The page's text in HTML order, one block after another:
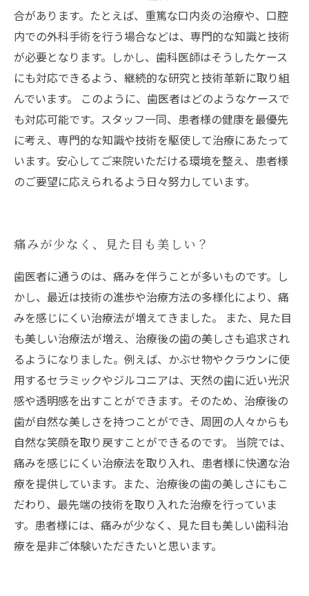
合があります。たとえば、重篤な口内炎の治療や、口腔
内での外科手術を行う場合などは、専門的な知識と技術
が必要となります。しかし、歯科医師はそうしたケース
にも対応できるよう、継続的な研究と技術革新に取り組
んでいます。 このように、歯医者はどのようなケースで
も対応可能です。スタッフ一同、患者様の健康を最優先
に考え、専門的な知識や技術を駆使して治療にあたって
います。安心してご来院いただける環境を整え、患者様
のご要望に応えられるよう日々努力しています。
痛みが少なく、見た目も美しい？
歯医者に通うのは、痛みを伴うことが多いものです。し
かし、最近は技術の進歩や治療方法の多様化により、痛
みを感じにくい治療法が増えてきました。 また、見た目
も美しい治療法が増え、治療後の歯の美しさも追求され
るようになりました。例えば、かぶせ物やクラウンに使
用するセラミックやジルコニアは、天然の歯に近い光沢
感や透明感を出すことができます。そのため、治療後の
歯が自然な美しさを持つことができ、周囲の人々からも
自然な笑顔を取り戻すことができるのです。 当院では、
痛みを感じにくい治療法を取り入れ、患者様に快適な治
療を提供しています。また、治療後の歯の美しさにもこ
だわり、最先端の技術を取り入れた治療を行っていま
す。患者様には、痛みが少なく、見た目も美しい歯科治
療を是非ご体験いただきたいと思います。